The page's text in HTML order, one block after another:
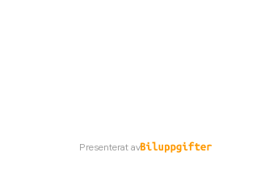
Presenterat av